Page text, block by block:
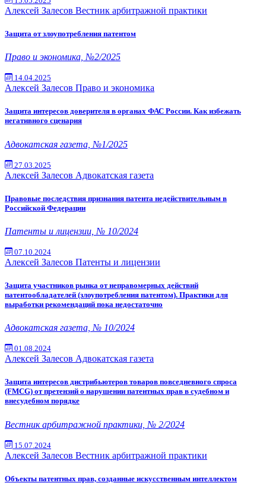
Алексей Залесов Вестник арбитражной практики
Защита от злоупотребления патентом
Право и экономика, №2/2025
14.04.2025
Алексей Залесов Право и экономика
Защита интересов доверителя в органах ФАС России. Как избежать
негативного сценария
Адвокатская газета, №1/2025
27.03.2025
Алексей Залесов Адвокатская газета
Правовые последствия признания патента недействительным в
Российской Федерации
Патенты и лицензии, № 10/2024
07.10.2024
Алексей Залесов Патенты и лицензии
Защита участников рынка от неправомерных действий
патентообладателей (злоупотребления патентом). Практики для
выработки рекомендаций пока недостаточно
Адвокатская газета, № 10/2024
01.08.2024
Алексей Залесов Адвокатская газета
Защита интересов дистрибьютеров товаров повседневного спроса
(FMCG) от претензий о нарушении патентных прав в судебном и
внесудебном порядке
Вестник арбитражной практики, № 2/2024
15.07.2024
Алексей Залесов Вестник арбитражной практики
Объекты патентных прав, созданные искусственным интеллектом